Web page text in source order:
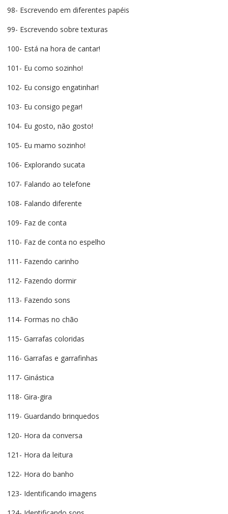
98- Escrevendo em diferentes papéis
99- Escrevendo sobre texturas
100- Está na hora de cantar!
101- Eu como sozinho!
102- Eu consigo engatinhar!
103- Eu consigo pegar!
104- Eu gosto, não gosto!
105- Eu mamo sozinho!
106- Explorando sucata
107- Falando ao telefone
108- Falando diferente
109- Faz de conta
110- Faz de conta no espelho
111- Fazendo carinho
112- Fazendo dormir
113- Fazendo sons
114- Formas no chão
115- Garrafas coloridas
116- Garrafas e garrafinhas
117- Ginástica
118- Gira-gira
119- Guardando brinquedos
120- Hora da conversa
121- Hora da leitura
122- Hora do banho
123- Identificando imagens